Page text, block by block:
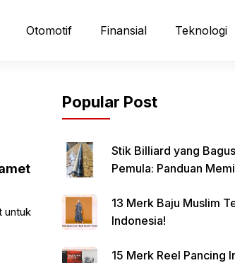
Otomotif Finansial Teknologi
untuk
Popular Post
Stik Billiard yang
Pemula: Panduan
13 Merk Baju Muslim
Indonesia!
15 Merk Reel Pancing